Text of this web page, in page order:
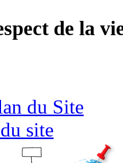
de la
du Site
site